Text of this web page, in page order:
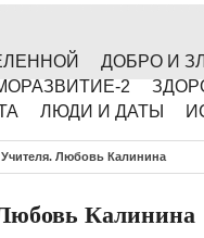
ДОБРО И
2
ЛЮДИ И ДАТЫ
Любовь Калинина
Калинина